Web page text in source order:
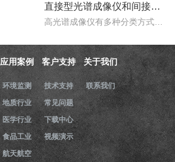
直接型光谱成像仪和间接型光谱成像仪区别
应用案例
环境监测
地质行业
医学行业
食品工业
航天航空
客户支持
技术支持
常见问题
下载中心
视频演示
关于我们
联系我们